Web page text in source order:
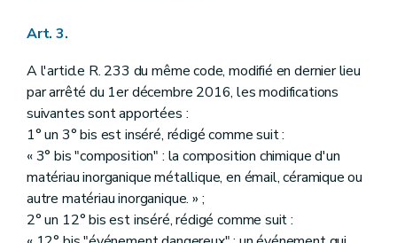
Art. 3.
A l'article R. 233 du même code, modifié en dernier lieu
par arrêté du 1er décembre 2016, les modifications
suivantes sont apportées :
1° un 3° bis est inséré, rédigé comme suit :
« 3° bis "composition" : la composition chimique d'un
matériau inorganique métallique, en émail, céramique ou
autre matériau inorganique. » ;
2° un 12° bis est inséré, rédigé comme suit :